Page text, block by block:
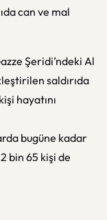
can ve mal
Şeridi’ndeki Al
saldırıda
hayatını
bugüne kadar
bin 65 kişi de